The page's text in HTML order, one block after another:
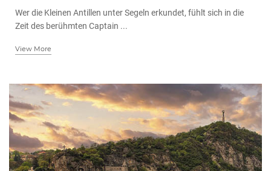
Wer die Kleinen Antillen unter Segeln erkundet, fühlt sich in die
Zeit des berühmten Captain ...
View More